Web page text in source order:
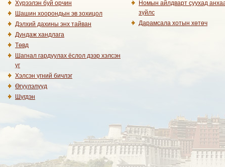
Хүрээлэн буй орчин
Шашин хоорондын эв зохицол
Дэлхий дахины энх тайван
Дундаж хандлага
Төвд
Шагнал гардуулах ёслол дээр хэлсэн
үг
Хэлсэн үгний бичлэг
Өгүүлэлүүд
Шүгдэн
Номын айлдварт суухад
зүйлс
Дарамсала хотын хөтөч